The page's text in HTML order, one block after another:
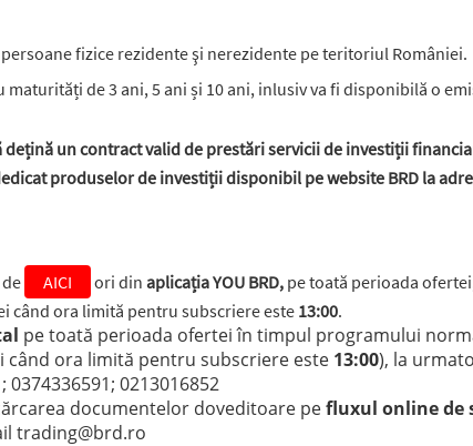
fizice rezidente şi nerezidente pe teritoriul României.
de 3 ani, 5 ani și 10 ani, inlusiv va fi disponibilă o
un contract valid de prestări servicii de investiții
produselor de investiții disponibil pe website BRD la
AICI ori din aplicația YOU BRD, pe toată perioada
când ora limită pentru subscriere este 13:00.
pe toată perioada ofertei în timpul programului
ora limită pentru subscriere este 13:00), la
0374336591; 0213016852
documentelor doveditoare pe fluxul online de
trading@brd.ro